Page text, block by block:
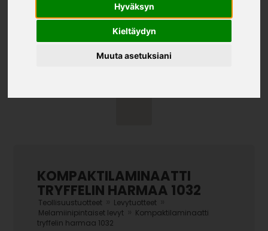
Hyväksyn
Kieltäydyn
Muuta asetuksiani
KOMPAKTILAMINAATTI
TRYFFELIN HARMAA 1032
Teollisuustuotteet Levytuotteet
Melamiinipintaiset levyt
Kompaktilaminaatti
tryffelin harmaa 1032